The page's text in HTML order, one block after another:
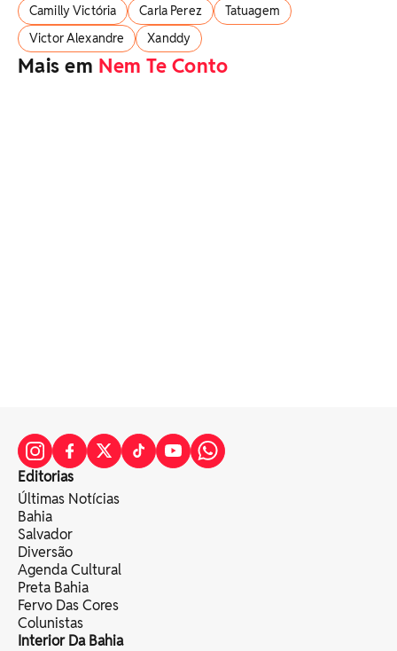
Camilly Victória Carla Perez
Tatuagem
Victor Alexandre
Xanddy
Mais em Nem Te Conto
Editorias
Últimas Notícias
Bahia
Salvador
Diversão
Agenda Cultural
Preta Bahia
Fervo Das Cores
Colunistas
Interior Da Bahia